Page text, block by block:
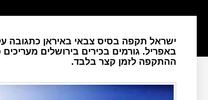
באפריל. גורמים בכירים בירושלים
ההתקפה לזמן קצר בלבד.